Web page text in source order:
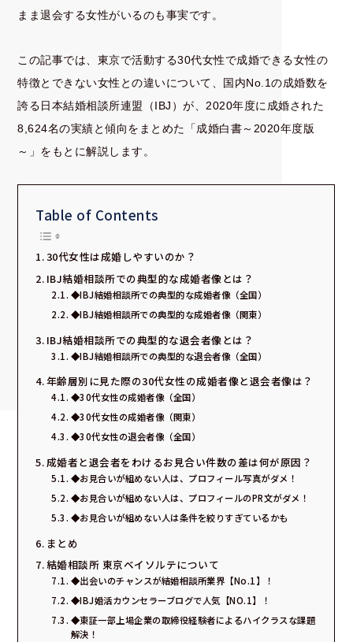
まま退会する女性がいるのも事実です。
この記事では、東京で活動する30代女性で成婚できる女性の
特徴とできない女性との違いについて、国内No.1の成婚数を
誇る日本結婚相談所連盟（IBJ）が、2020年度に成婚された
8,624名の実績と傾向をまとめた
「成婚白書～2020年度版
～」 をもとに解説します。
Table of Contents
30代女性は成婚しやすいのか？
IBJ結婚相談所での典型的な成婚者像とは？
◆IBJ結婚相談所での典型的な成婚者像（全国）
◆IBJ結婚相談所での典型的な成婚者像（関東）
IBJ結婚相談所での典型的な退会者像とは？
◆IBJ結婚相談所での典型的な退会者像（全国）
年齢層別に見た際の30代女性の成婚者像と退会者像は？
◆30代女性の成婚者像（全国）
◆30代女性の成婚者像（関東）
◆30代女性の退会者像（全国）
成婚者と退会者をわけるお見合い件数の差は何が原因？
◆お見合いが組めない人は、プロフィール写真がダメ！
◆お見合いが組めない人は、プロフィールのPR文がダメ！
◆お見合いが組めない人は条件を絞りすぎているかも
まとめ
結婚相談所 東京ベイソルテについて
◆出会いのチャンスが結婚相談所業界【No.1】！
◆IBJ婚活カウンセラーブログで人気【NO.1】！
◆東証一部上場企業の取締役経験者によるハイクラスな課題
解決！